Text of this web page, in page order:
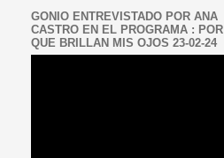
GONIO ENTREVISTADO POR ANA
CASTRO EN EL PROGRAMA : POR
QUE BRILLAN MIS OJOS 23-02-24